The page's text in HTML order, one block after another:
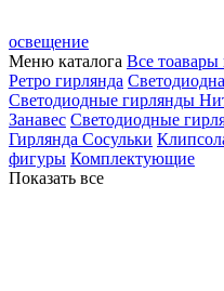
освещение
Меню каталога Все тоавары
Ретро гирлянда
Светодиодные гирлянды
Занавес Светодиодные
Гирлянда Сосульки
фигуры Комплектующие
Показать все